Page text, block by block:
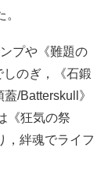
プや《難題の
のぎ，《石鍛
/Batterskull》
《狂気の祭
，絆魂でライフ